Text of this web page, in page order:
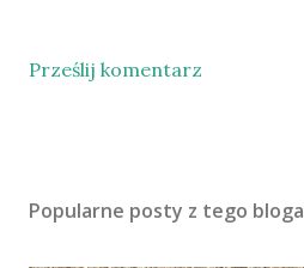
Prześlij komentarz
Popularne posty z tego bloga